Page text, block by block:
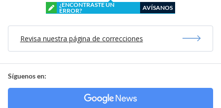
¿ENCONTRASTE UN
ERROR?
AVÍSANOS
Revisa nuestra página de correcciones
Síguenos en: